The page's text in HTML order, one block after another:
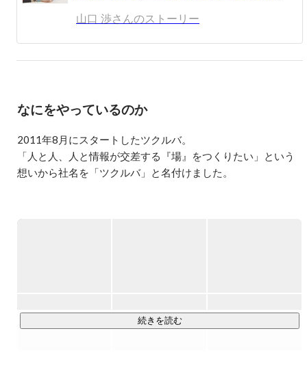
山口 渉さんのストーリー
なにをやっているのか
2011年8月にスタートしたツクルバ。
「人と人、人と情報が交差する『場』をつくりたい」という
想いから社名を「ツクルバ」と名付けました。
のもと、デザイン・ビジネス・テクノロジーをかけあわせた
続きを読む